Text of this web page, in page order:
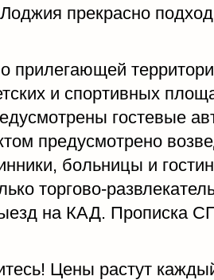
прекрасно
прилегающей
и спортивных
гостевые
предусмотрено
больницы и
торгово-
на КАД. Прописка
Цены растут